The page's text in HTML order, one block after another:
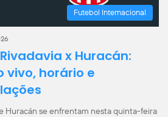
Futebol Internacional
x Huracán:
vivo, horário e
Huracán se enfrentam nesta quinta-feira